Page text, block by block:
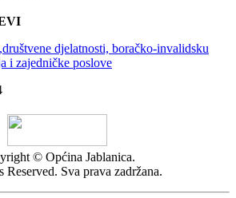
djelatnosti, boračko-invalidsku
i zajedničke poslove
© Općina Jablanica.
Reserved. Sva prava zadržana.